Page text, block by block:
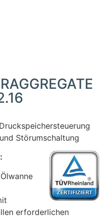
Störumschaltung
erforderlichen